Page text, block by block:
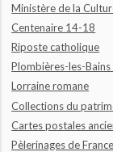
Ministère de la
Centenaire 14-18
Riposte catholique
Plombières-les-Bains
Lorraine romane
Collections du
Cartes postales
Pèlerinages de France